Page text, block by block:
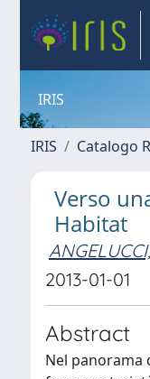
IRIS
IRIS Catalogo
Verso
Habitat
2013-01-01
Abstract
Nel panorama